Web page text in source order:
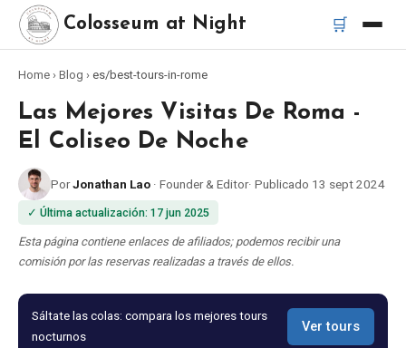
Colosseum at Night 🛒
Inicio
Mejores tours
Mejores tours nocturnos del Coliseo
Mejores tours en Roma
Tour en Vespa Roma
Home › Blog › es/best-tours-in-rome
Las Mejores Visitas De Roma -
El Coliseo De Noche
PorJonathan Lao · Founder & Editor· Publicado 13 sept 2024
✓ Última actualización: 17 jun 2025
Esta página contiene enlaces de afiliados; podemos recibir una
comisión por las reservas realizadas a través de ellos.
Sáltate las colas: compara los mejores tours
nocturnos
Ver tours